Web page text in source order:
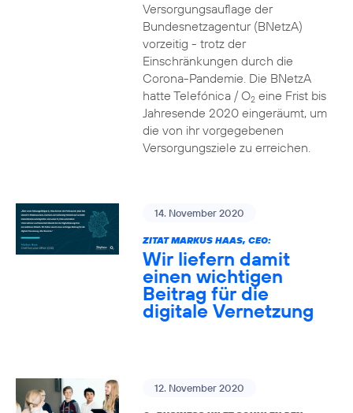
Versorgungsauflage der
Bundesnetzagentur (BNetzA)
vorzeitig - trotz der
Einschränkungen durch die
Corona-Pandemie. Die BNetzA
hatte Telefónica / O2eine Frist bis
Jahresende 2020 eingeräumt, um
die von ihr vorgegebenen
Versorgungsziele zu erreichen.
14. November 2020
ZITAT MARKUS HAAS, CEO:
Wir liefern damit
einen wichtigen
Beitrag für die
digitale Vernetzung
12. November 2020